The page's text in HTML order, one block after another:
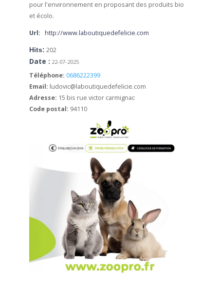
pour l'environnement en proposant des produits bio
et écolo.
Url: http://www.laboutiquedefelicie.com
Hits: 202
Date : 22-07-2025
Téléphone: 0686222399
Email: ludovic@laboutiquedefelicie.com
Adresse: 15 bis rue victor carmignac
Code postal: 94110